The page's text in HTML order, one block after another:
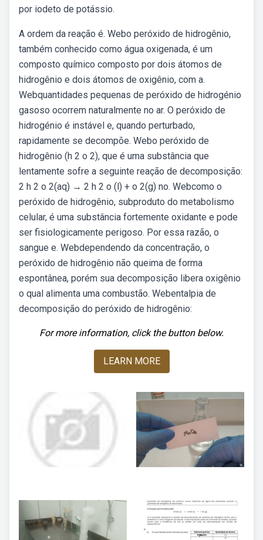
por iodeto de potássio.
A ordem da reação é. Webo peróxido de hidrogênio,
também conhecido como água oxigenada, é um
composto químico composto por dois átomos de
hidrogênio e dois átomos de oxigênio, com a.
Webquantidades pequenas de peróxido de hidrogénio
gasoso ocorrem naturalmente no ar. O peróxido de
hidrogénio é instável e, quando perturbado,
rapidamente se decompõe. Webo peróxido de
hidrogênio (h 2 o 2), que é uma substância que
lentamente sofre a seguinte reação de decomposição:
2 h 2 o 2(aq) → 2 h 2 o (l) + o 2(g) no. Webcomo o
peróxido de hidrogênio, subproduto do metabolismo
celular, é uma substância fortemente oxidante e pode
ser fisiologicamente perigoso. Por essa razão, o
sangue e. Webdependendo da concentração, o
peróxido de hidrogênio não queima de forma
espontânea, porém sua decomposição libera oxigênio
o qual alimenta uma combustão. Webentalpia de
decomposição do peróxido de hidrogênio:
For more information, click the button below.
LEARN MORE